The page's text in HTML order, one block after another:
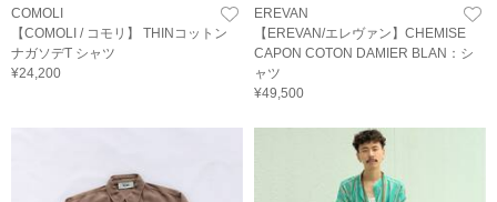
COMOLI
【COMOLI / コモリ】 THINコットン
ナガソデT シャツ
¥24,200
EREVAN
【EREVAN/エレヴァン】CHEMISE
CAPON COTON DAMIER BLAN：シ
ャツ
¥49,500